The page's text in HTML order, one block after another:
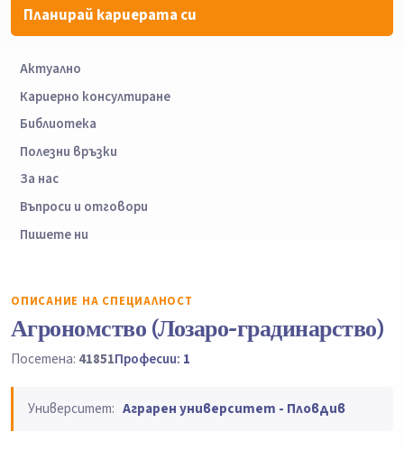
Планирай кариерата си
Актуално
Кариерно консултиране
Библиотека
Полезни връзки
За нас
Въпроси и отговори
Пишете ни
ОПИСАНИЕ НА СПЕЦИАЛНОСТ
Агрономство (Лозаро-градинарство)
Посетена: 41851Професии: 1
Университет: Аграрен университет - Пловдив